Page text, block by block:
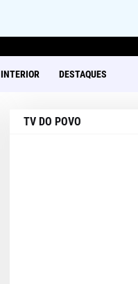
INTERIOR DESTAQUES
TV DO POVO